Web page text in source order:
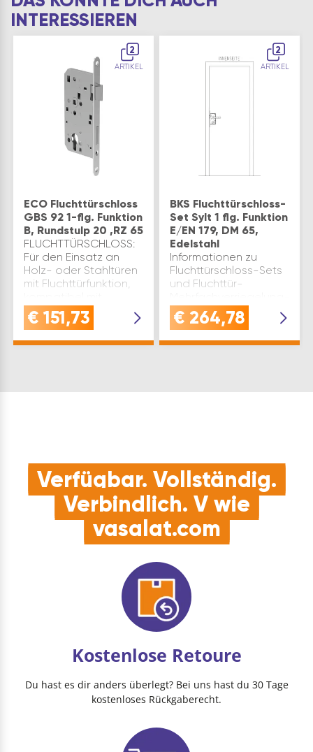
INTERESSIEREN
2
ARTIKEL
ECO Fluchttürschloss
GBS 92 1-flg. Funktion
B, Rundstulp 20 ,RZ 65
FLUCHTTÜRSCHLOSS:
Für den Einsatz an
Holz- oder Stahltüren
mit Fluchttürfunktion,
Brandschutztüren bei
FreigabeQUALITÄT:
€ 151,73
2
ARTIKEL
BKS Fluchttürschloss-
Set Sylt 1 flg. Funktion
E/EN 179, DM 65,
Edelstahl
Informationen zu
Fluchttürschloss-Sets
und Fluchttür-
Sets in System-
Verpackung Die Sets
€ 264,78
Verfügbar. Vollständig.
Verbindlich. V wie
vasalat.com
Kostenlose Retoure
Du hast es dir anders überlegt? Bei uns hast du 30 Tage
kostenloses Rückgaberecht.